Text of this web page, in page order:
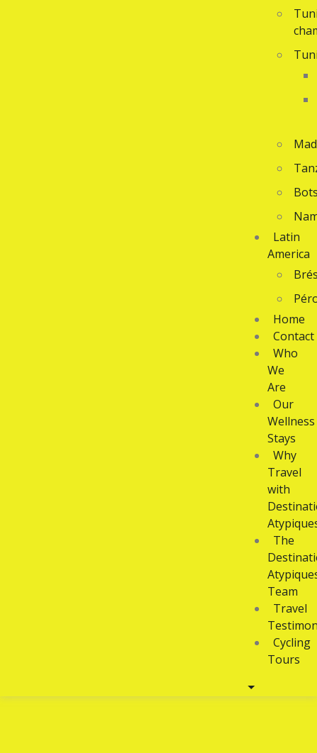
Latin
America
Home
Contact
Who
We
Are
Our
Wellness
Stays
Why
Travel
with
The
Team
Travel
Cycling
Tours